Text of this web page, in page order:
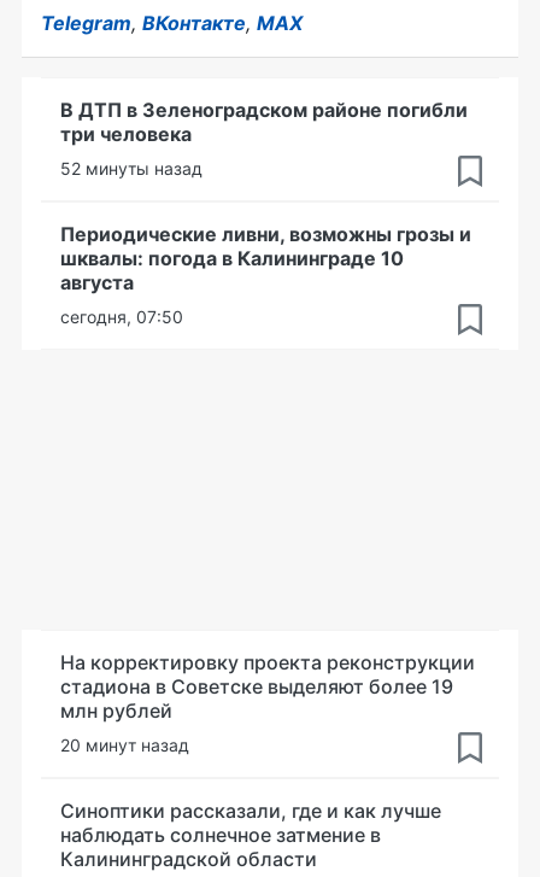
Telegram, ВКонтакте, MAX
В ДТП в Зеленоградском районе погибли
три человека
52 минуты назад
Периодические ливни, возможны грозы и
шквалы: погода в Калининграде 10
августа
сегодня, 07:50
На корректировку проекта реконструкции
стадиона в Советске выделяют более 19
млн рублей
20 минут назад
Синоптики рассказали, где и как лучше
наблюдать солнечное затмение в
Калининградской области